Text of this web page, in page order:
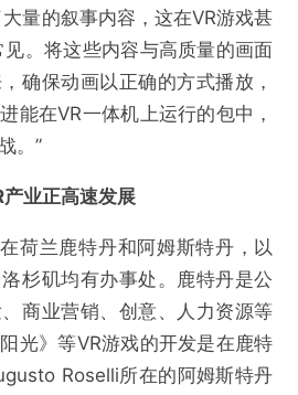
大量的叙事内容，这在VR游戏甚
。将这些内容与高质量的画面
确保动画以正确的方式播放，
能在VR一体机上运行的包中，
。”
业正高速发展
荷兰鹿特丹和阿姆斯特丹，以
杉矶均有办事处。鹿特丹是公
商业营销、创意、人力资源等
光》等VR游戏的开发是在鹿特
Roselli所在的阿姆斯特丹